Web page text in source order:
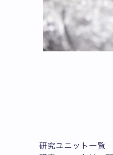
研究ユニット一覧